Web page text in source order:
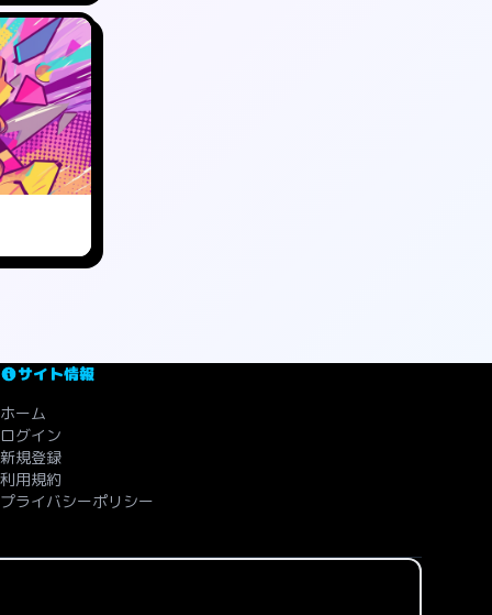
サイト情報
ホーム
ログイン
新規登録
利用規約
プライバシーポリシー